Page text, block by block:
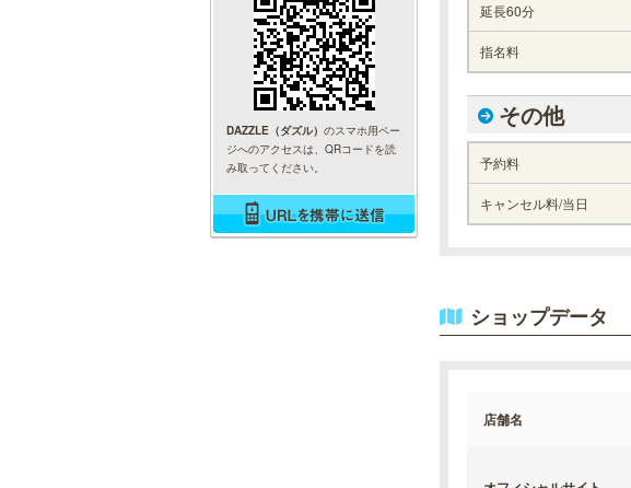
DAZZLE（ダズル） のスマホ用ペー
ジへのアクセスは、QRコードを読
み取ってください。
延長60分
指名料
その他
予約料
キャンセル料/当日
ショップデータ
店舗名